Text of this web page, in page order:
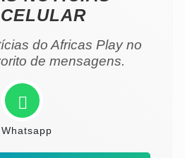
do Africas Play no
de mensagens.
Whatsapp